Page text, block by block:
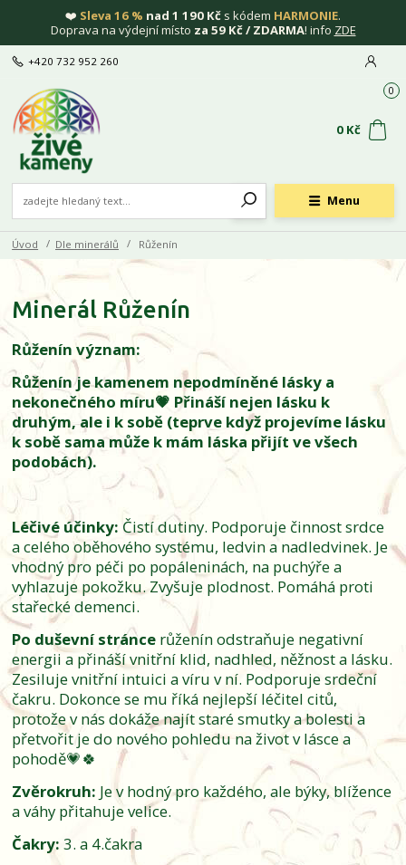
❤️ Sleva 16 % nad 1 190 Kč s kódem HARMONIE.
Doprava na výdejní místo za 59 Kč / ZDARMA! info ZDE
Menu
+420 732 952 260
0
0 Kč
Úvod Dle minerálů Růženín
Minerál Růženín
Růženín význam:
Růženín je kamenem nepodmíněné lásky a
nekonečného míru💗 Přináší nejen lásku k
druhým, ale i k sobě (teprve když projevíme lásku
k sobě sama může k mám láska přijít ve všech
podobách).
Léčivé účinky: Čistí dutiny. Podporuje činnost srdce
a celého oběhového systému, ledvin a nadledvinek. Je
vhodný pro péči po popáleninách, na puchýře a
vyhlazuje pokožku. Zvyšuje plodnost. Pomáhá proti
stařecké demenci.
Po duševní stránce růženín odstraňuje negativní
energii a přináší vnitřní klid, nadhled, něžnost a lásku.
Zesiluje vnitřní intuici a víru v ní. Podporuje srdeční
čakru. Dokonce se mu říká nejlepší léčitel citů,
protože v nás dokáže najít staré smutky a bolesti a
přetvořit je do nového pohledu na život v lásce a
pohodě💗🍀
Zvěrokruh: Je v hodný pro každého, ale býky, blížence
a váhy přitahuje velice.
Čakry: 3. a 4.čakra